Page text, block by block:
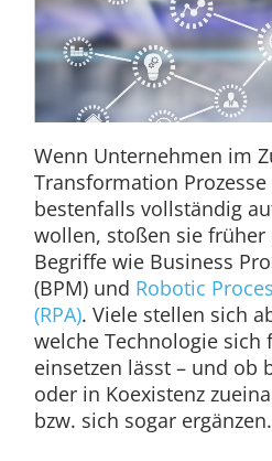
Wenn Unternehmen im
Transformation
bestenfalls vollständig
wollen, stoßen sie früher
Begriffe wie Business
(BPM) und Robotic
(RPA). Viele stellen sich
welche Technologie sich
einsetzen lässt – und ob
oder in Koexistenz
bzw. sich sogar ergänzen.